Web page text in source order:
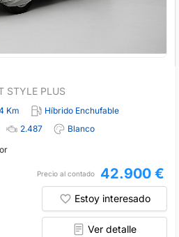
STYLE PLUS
Km
Híbrido Enchufable
2.487
Blanco
Precio al contado 42.900 €
Estoy interesado
Ver detalle